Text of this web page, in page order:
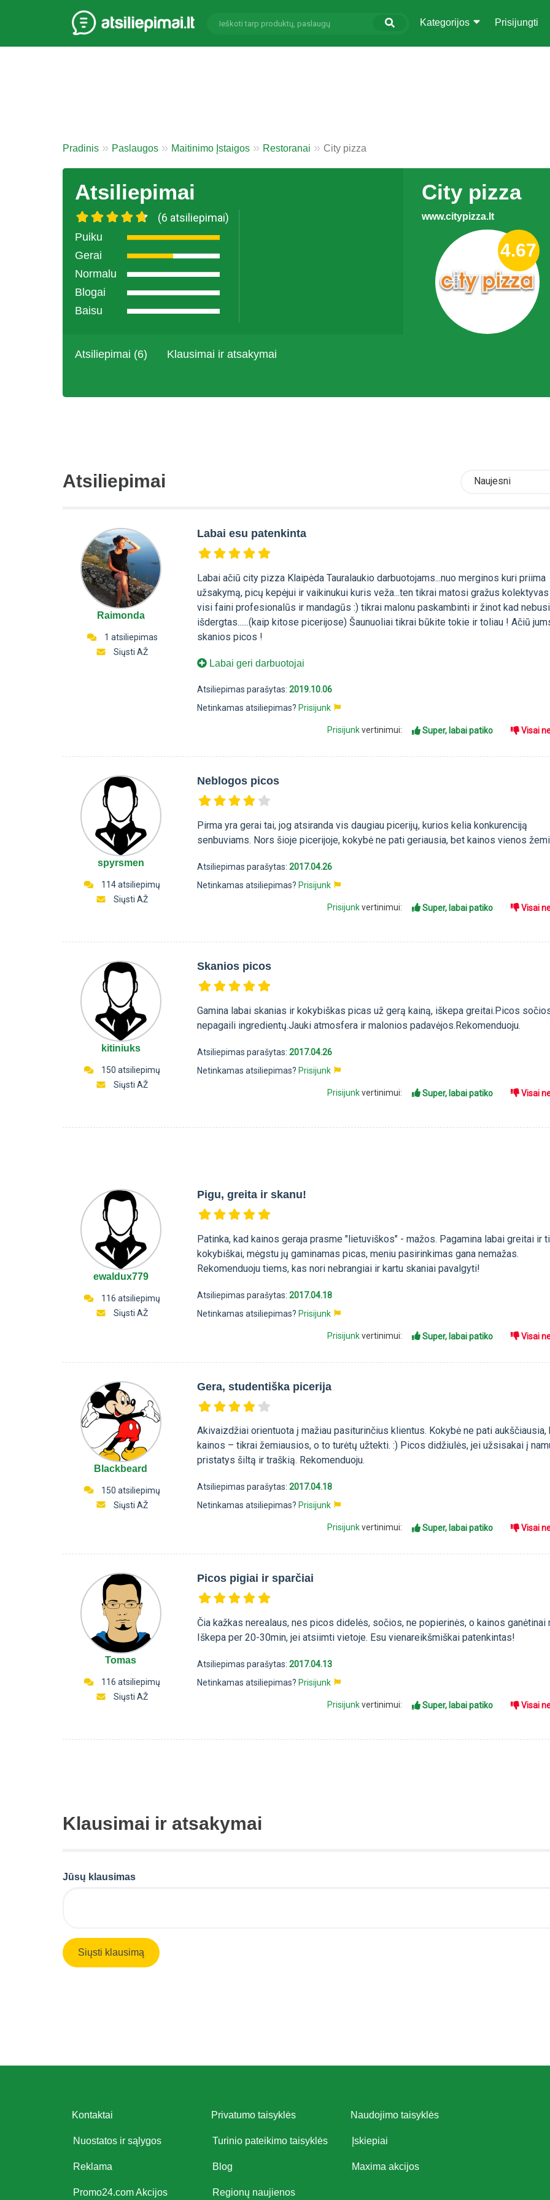
Kategorijos Prisijungti
Pradinis Paslaugos Maitinimo Įstaigos Restoranai City pizza
Atsiliepimai
(6 atsiliepimai)
Puiku
Gerai
Normalu
Blogai
Baisu
Atsiliepimai (6) Klausimai ir atsakymai
City pizza
www.citypizza.lt
4.67
Atsiliepimai Naujesni
Raimonda
1 atsiliepimas
Siųsti AŽ
Labai esu patenkinta
Labai ačiū city pizza Klaipėda Tauralaukio darbuotojams...nuo merginos kuri priima
užsakymą, picų kepėjui ir vaikinukui kuris veža...ten tikrai matosi gražus
visi faini profesionalūs ir mandagūs :) tikrai malonu paskambinti ir žinot kad nebusi
išdergtas......(kaip kitose picerijose) Šaunuoliai tikrai būkite tokie ir toliau ! Ačiū
skanios picos !
Labai geri darbuotojai
Atsiliepimas parašytas:2019.10.06
Netinkamas atsiliepimas? Prisijunk
Prisijunkvertinimui: Super, labai patiko Visai
spyrsmen
114 atsiliepimų
Siųsti AŽ
Neblogos picos
Pirma yra gerai tai, jog atsiranda vis daugiau picerijų, kurios kelia konkurenciją
senbuviams. Nors šioje picerijoje, kokybė ne pati geriausia, bet kainos vienos
Atsiliepimas parašytas:2017.04.26
Netinkamas atsiliepimas?Prisijunk
Prisijunkvertinimui: Super, labai patiko Visai
kitiniuks
150 atsiliepimų
Siųsti AŽ
Skanios picos
Gamina labai skanias ir kokybiškas picas už gerą kainą, iškepa greitai.Picos
nepagaili ingredientų.Jauki atmosfera ir malonios padavėjos.Rekomenduoju.
Atsiliepimas parašytas:2017.04.26
Netinkamas atsiliepimas?Prisijunk
Prisijunkvertinimui: Super, labai patiko Visai
ewaldux779
116 atsiliepimų
Siųsti AŽ
Pigu, greita ir skanu!
Patinka, kad kainos geraja prasme "lietuviškos" - mažos. Pagamina labai greitai ir
kokybiškai, mėgstu jų gaminamas picas, meniu pasirinkimas gana nemažas.
Rekomenduoju tiems, kas nori nebrangiai ir kartu skaniai pavalgyti!
Atsiliepimas parašytas:2017.04.18
Netinkamas atsiliepimas?Prisijunk
Prisijunkvertinimui: Super, labai patiko Visai
Blackbeard
150 atsiliepimų
Siųsti AŽ
Gera, studentiška picerija
Akivaizdžiai orientuota į mažiau pasiturinčius klientus. Kokybė ne pati aukščiausia,
kainos – tikrai žemiausios, o to turėtų užtekti. :) Picos didžiulės, jei užsisakai į
pristatys šiltą ir traškią. Rekomenduoju.
Atsiliepimas parašytas:2017.04.18
Netinkamas atsiliepimas? Prisijunk
Prisijunkvertinimui: Super, labai patiko Visai
Tomas
116 atsiliepimų
Siųsti AŽ
Picos pigiai ir sparčiai
Čia kažkas nerealaus, nes picos didelės, sočios, ne popierinės, o kainos ganėtinai
Iškepa per 20-30min, jei atsiimti vietoje. Esu vienareikšmiškai patenkintas!
Atsiliepimas parašytas:2017.04.13
Netinkamas atsiliepimas? Prisijunk
Prisijunkvertinimui: Super, labai patiko Visai
Klausimai ir atsakymai
Jūsų klausimas
Kontaktai Privatumo taisyklės Naudojimo taisyklės
Nuostatos ir sąlygos Turinio pateikimo taisyklės Įskiepiai
Reklama Blog Maxima akcijos
Promo24.com Akcijos Regionų naujienos